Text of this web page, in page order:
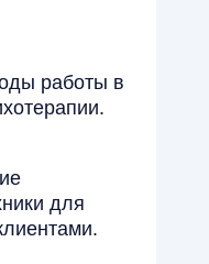
работы в
для